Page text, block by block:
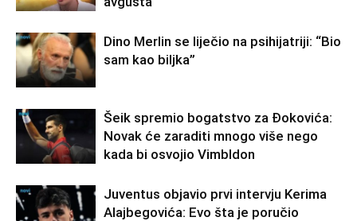
Dino Merlin se liječio na psihijatriji: “Bio
sam kao biljka”
Šeik spremio bogatstvo za Đokovića:
Novak će zaraditi mnogo više nego
kada bi osvojio Vimbldon
Juventus objavio prvi intervju Kerima
Alajbegovića: Evo šta je poručio